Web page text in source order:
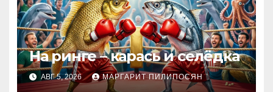
На ринге – карась и селёдка
АВГ 5, 2026 МАРГАРИТ ПИЛИПОСЯН